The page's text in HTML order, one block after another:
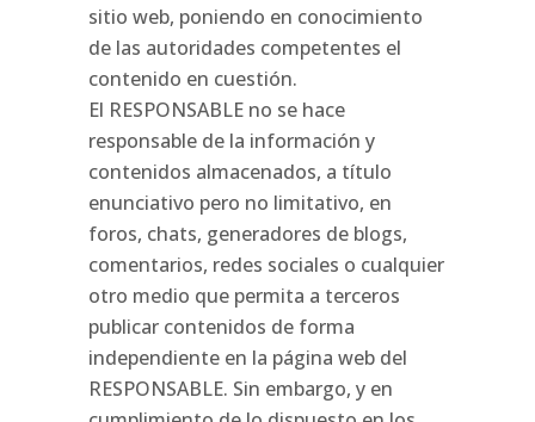
sitio web, poniendo en conocimiento
de las autoridades competentes el
contenido en cuestión.
El RESPONSABLE no se hace
responsable de la información y
contenidos almacenados, a título
enunciativo pero no limitativo, en
foros, chats, generadores de blogs,
comentarios, redes sociales o cualquier
otro medio que permita a terceros
publicar contenidos de forma
independiente en la página web del
RESPONSABLE. Sin embargo, y en